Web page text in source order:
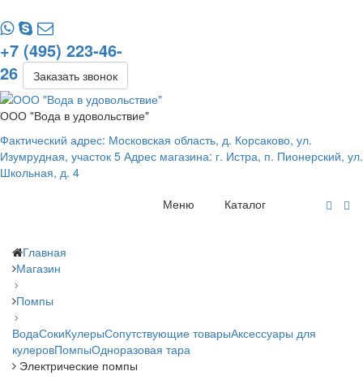
+7 (495) 223-46-
26
Заказать звонок
ООО "Вода в удовольствие"
Фактический адрес: Московская область, д. Корсаково, ул.
Изумрудная, участок 5 Адрес магазина: г. Истра, п. Пионерский, ул.
Школьная, д. 4
Каталог
Меню
Главная
Магазин
Помпы
ВодаСокиКулерыСопутствующие товарыАксессуары для
кулеровПомпыОдноразовая тара
Электрические помпы